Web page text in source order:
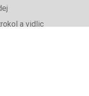
a vidlic